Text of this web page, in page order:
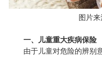
图片
一、儿童重大疾病保险
由于儿童对危险的辨别意